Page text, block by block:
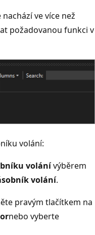
ve více než
požadovanou funkci v
volání:
volánívýběrem
volání.
pravým tlačítkem na
nebo vyberte